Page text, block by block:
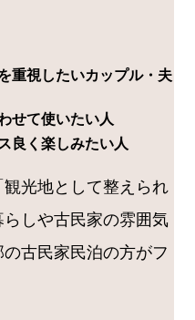
重視したいカップル・夫
せて使いたい人
良く楽しみたい人
光地として整えられ
しや古民家の雰囲気
古民家民泊の方がフ